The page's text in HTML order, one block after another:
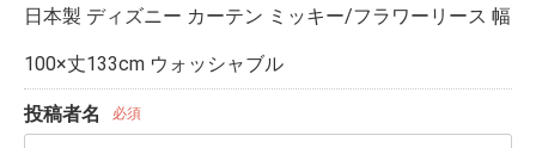
日本製 ディズニー カーテン ミッキー/フラワーリース 幅
100×丈133cm ウォッシャブル
投稿者名 必須